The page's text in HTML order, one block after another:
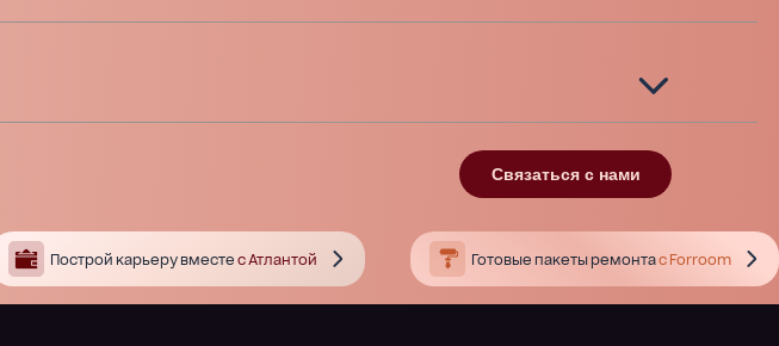
Связаться с нами
Построй карьеру вместе с Атлантой Готовые пакеты ремонтас Forroom